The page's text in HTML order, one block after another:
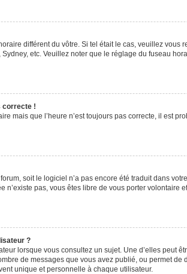
différent du vôtre. Si tel était le cas, veuillez
etc. Veuillez noter que le réglage du fuseau
correcte !
mais que l’heure n’est toujours pas correcte, il est
soit le logiciel n’a pas encore été traduit dans
pas, vous êtes libre de vous porter
?
lorsque vous consultez un sujet. Une d’elles
de messages que vous avez publié, ou permet
unique et personnelle à chaque utilisateur.